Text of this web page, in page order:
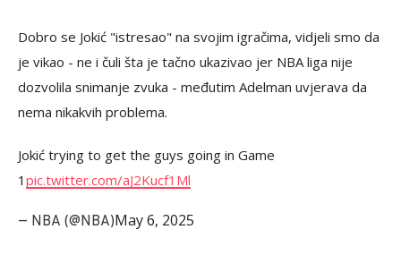
Dobro se Jokić "istresao" na svojim igračima, vidjeli smo da
je vikao - ne i čuli šta je tačno ukazivao jer NBA liga nije
dozvolila snimanje zvuka - međutim Adelman uvjerava da
nema nikakvih problema.
Jokić trying to get the guys going in Game
1 pic.twitter.com/aJ2Kucf1Ml
— NBA (@NBA)May 6, 2025